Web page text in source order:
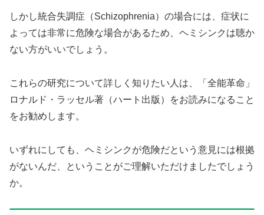
しかし統合失調症（Schizophrenia）の場合には、症状に
よっては非常に危険な場合があるため、ヘミシンクは聴か
ない方がいいでしょう。
これらの研究について詳しく知りたい人は、「全能革命」
ロナルド・ラッセル著（ハート出版）をお読みになること
をお勧めします。
いずれにしても、ヘミシンクが危険だという意見には根拠
がないんだ、ということがご理解いただけましたでしょう
か。